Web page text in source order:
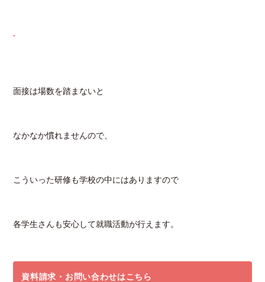
面接は場数を踏まないと
なかなか慣れませんので、
こういった研修も学校の中にはありますので
各学生さんも安心して就職活動が行えます。
資料請求・お問い合わせはこちら